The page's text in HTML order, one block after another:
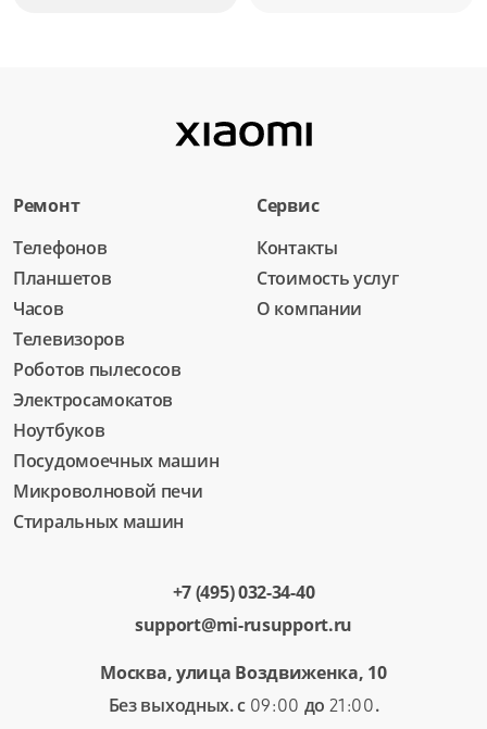
Ремонт
Телефонов
Планшетов
Часов
Телевизоров
Роботов пылесосов
Электросамокатов
Ноутбуков
Посудомоечных машин
Микроволновой печи
Стиральных машин
Сервис
Контакты
Стоимость услуг
О компании
+7 (495) 032-34-40
support@mi-rusupport.ru
Москва, улица Воздвиженка, 10
Без выходных. с 09:00 до 21:00.